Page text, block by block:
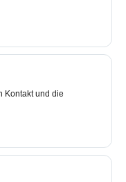
Kontakt und die